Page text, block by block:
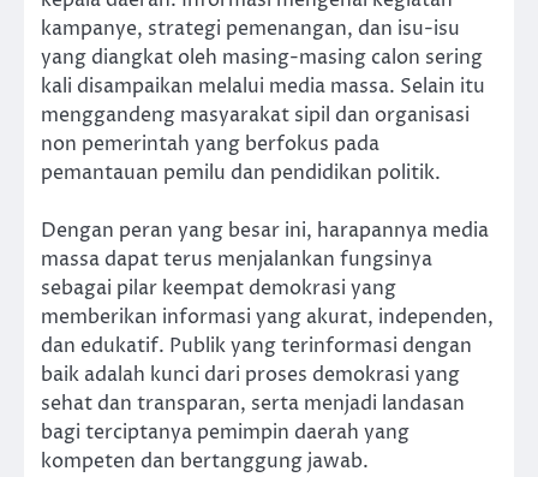
kampanye, strategi pemenangan, dan isu-isu
yang diangkat oleh masing-masing calon sering
kali disampaikan melalui media massa. Selain itu
menggandeng masyarakat sipil dan organisasi
non pemerintah yang berfokus pada
pemantauan pemilu dan pendidikan politik.
Dengan peran yang besar ini, harapannya media
massa dapat terus menjalankan fungsinya
sebagai pilar keempat demokrasi yang
memberikan informasi yang akurat, independen,
dan edukatif. Publik yang terinformasi dengan
baik adalah kunci dari proses demokrasi yang
sehat dan transparan, serta menjadi landasan
bagi terciptanya pemimpin daerah yang
kompeten dan bertanggung jawab.